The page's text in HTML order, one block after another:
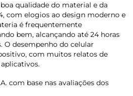
8 MP | Lente 78° |
HD (30 fps)
1900 MHz
qualidade do material e da
com elogios ao design moderno e
é frequentemente
bem, alcançando até 24 horas
O desempenho do celular
com muitos relatos de
com base nas avaliações dos